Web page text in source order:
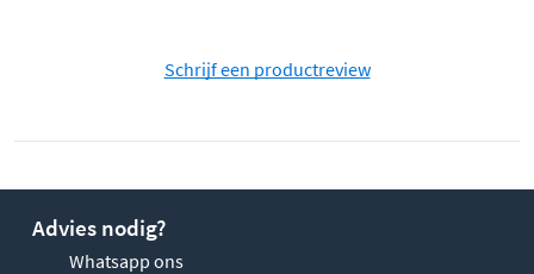
Schrijf een productreview
Advies nodig?
Whatsapp ons